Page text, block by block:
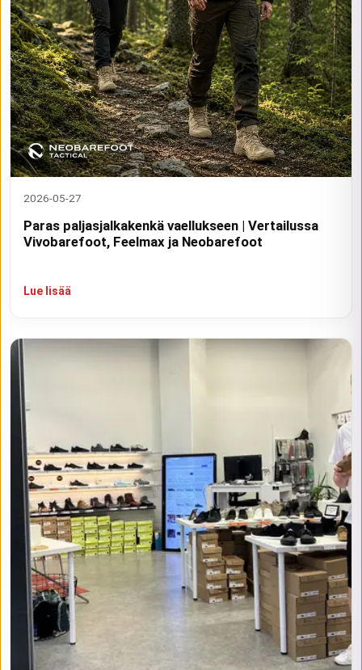
2026-05-27
Paras paljasjalkakenkä vaellukseen | Vertailussa
Vivobarefoot, Feelmax ja Neobarefoot
Lue lisää